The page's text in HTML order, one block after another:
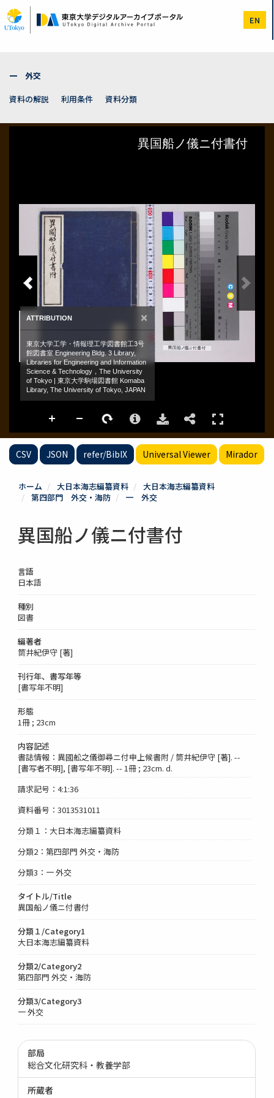
イ
ン
EN
一 外交
資料の解説
利用条件 資料分類
CSV JSON refer/BibIX Universal Viewer Mirador
ホーム 大日本海志編纂資料
大日本海志編纂資料
第四部門 外交・海防
一 外交
異国船ノ儀ニ付書付
言語
日本語
種別
図書
編著者
筒井紀伊守 [著]
刊行年、書写年等
[書写年不明]
形態
1冊 ; 23cm
内容記述
書誌情報：異國舩之儀御尋ニ付申上候書附 / 筒井紀伊守 [著]. --
[書写者不明], [書写年不明]. -- 1冊 ; 23cm. d.
請求記号：4:1:36
資料番号：3013531011
分類１：大日本海志編纂資料
分類2：第四部門 外交・海防
分類3：一 外交
タイトル/Title
異国船ノ儀ニ付書付
分類１/Category1
大日本海志編纂資料
分類2/Category2
第四部門 外交・海防
分類3/Category3
一 外交
部局
総合文化研究科・教養学部
所蔵者